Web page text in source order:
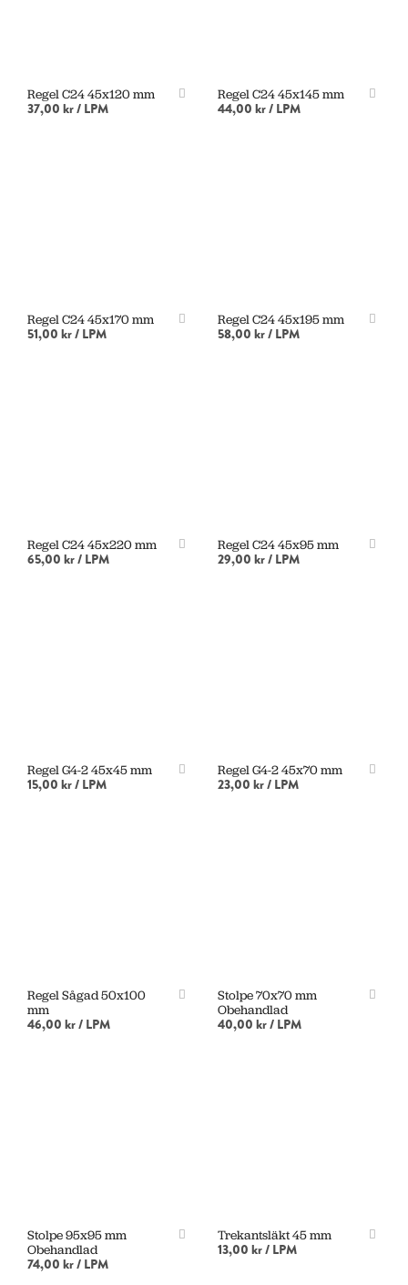
Regel C24 45x120 mm
37,00 kr/ LPM
Regel C24 45x145 mm
44,00 kr/ LPM
Regel C24 45x170 mm
51,00 kr/ LPM
Regel C24 45x195 mm
58,00 kr/ LPM
Regel C24 45x220 mm
65,00 kr/ LPM
Regel C24 45x95 mm
29,00 kr/ LPM
Regel G4-2 45x45 mm
15,00 kr/ LPM
Regel G4-2 45x70 mm
23,00 kr/ LPM
Regel Sågad 50x100
mm
46,00 kr/ LPM
Stolpe 70x70 mm
Obehandlad
40,00 kr/ LPM
Stolpe 95x95 mm
Obehandlad
74,00 kr/ LPM
Trekantsläkt 45 mm
13,00 kr/ LPM